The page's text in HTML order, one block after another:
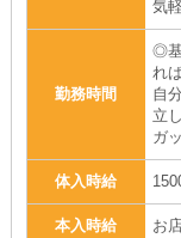
気
勤務時間
◎基
れ
自
立
ガ
体入時給
本入時給 お